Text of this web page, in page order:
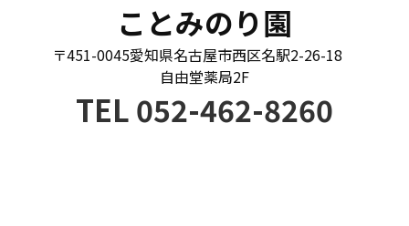
ことみのり園
〒451-0045愛知県名古屋市西区名駅2-26-18
自由堂薬局2F
TEL 052-462-8260